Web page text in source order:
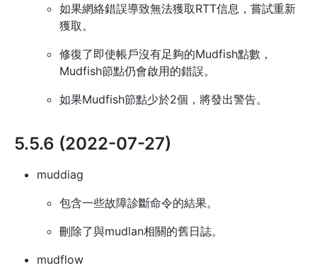
如果網絡錯誤導致無法獲取RTT信息，嘗試重新
獲取。
修復了即使帳戶沒有足夠的Mudfish點數，
Mudfish節點仍會啟用的錯誤。
如果Mudfish節點少於2個，將發出警告。
5.5.6 (2022-07-27)
muddiag
包含一些故障診斷命令的結果。
刪除了與mudlan相關的舊日誌。
mudflow